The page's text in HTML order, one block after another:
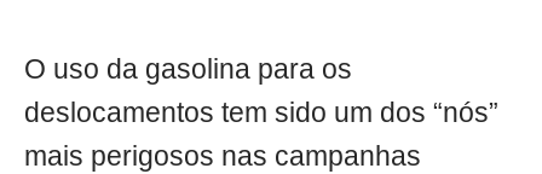
O uso da gasolina para os
deslocamentos tem sido um dos “nós”
mais perigosos nas campanhas